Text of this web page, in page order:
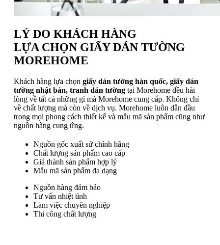
LÝ DO KHÁCH HÀNG
LỰA CHỌN GIẤY DÁN TƯỜNG
MOREHOME
Khách hàng lựa chọn giấy dán tường hàn quốc, giấy dán
tường nhật bản, tranh dán tường tại Morehome đều hài
lòng về tất cả những gì mà Morehome cung cấp. Không chỉ
về chất lượng mà còn về dịch vụ. Morehome luôn dẫn đầu
trong mọi phong cách thiết kế và mẫu mã sản phẩm cũng như
nguồn hàng cung ứng.
Nguồn gốc xuất sứ chính hãng
Chất lượng sản phẩm cao cấp
Giá thành sản phẩm hợp lý
Mẫu mã sản phẩm đa dạng
Nguồn hàng đảm bảo
Tư vấn nhiệt tình
Làm việc chuyên nghiệp
Thi công chất lượng